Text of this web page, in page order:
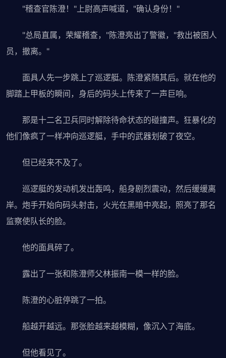
"稽查官陈澄！"上尉高声喊道，"确认身份！"
"总局直属，荣耀稽查，"陈澄亮出了警徽，"救出被困人
员，撤离。"
面具人先一步跳上了巡逻艇。陈澄紧随其后。就在他的
脚踏上甲板的瞬间，身后的码头上传来了一声巨响。
那是十二名卫兵同时解除待命状态的碰撞声。狂暴化的
他们像疯了一样冲向巡逻艇，手中的武器划破了夜空。
但已经来不及了。
巡逻艇的发动机发出轰鸣，船身剧烈震动，然后缓缓离
岸。炮手开始向码头射击，火光在黑暗中亮起，照亮了那名
监察使队长的脸。
他的面具碎了。
露出了一张和陈澄师父林振南一模一样的脸。
陈澄的心脏停跳了一拍。
船越开越远。那张脸越来越模糊，像沉入了海底。
但他看见了。